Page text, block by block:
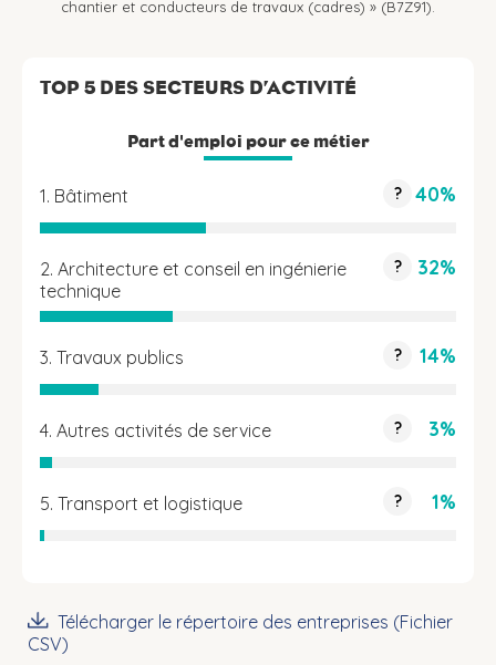
chantier et conducteurs de travaux (cadres) » (B7Z91).
TOP 5 DES SECTEURS D’ACTIVITÉ
Part d'emploi pour ce métier
1. Bâtiment ? 40%
2. Architecture et conseil en ingénierie
technique
? 32%
3. Travaux publics ? 14%
4. Autres activités de service ? 3%
5. Transport et logistique ? 1%
Télécharger le répertoire des entreprises (Fichier
CSV)